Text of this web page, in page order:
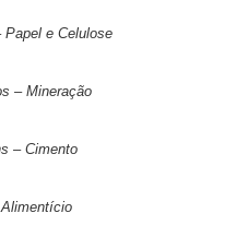
Papel e Celulose
– Mineração
– Cimento